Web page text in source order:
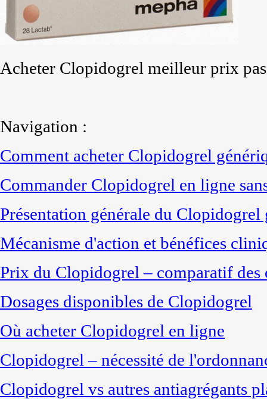
Acheter Clopidogrel meilleur prix
Navigation :
Comment acheter Clopidogrel
Commander Clopidogrel en ligne
Présentation générale du Clopidogrel
Mécanisme d'action et bénéfices
Prix du Clopidogrel – comparatif des
Dosages disponibles de Clopidogrel
Où acheter Clopidogrel en ligne
Clopidogrel – nécessité de
Clopidogrel vs autres antiagrégants